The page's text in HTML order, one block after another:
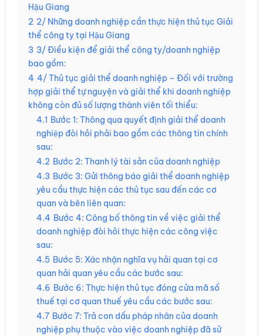
Hậu Giang
2 2/ Những doanh nghiệp cần thực hiện thủ tục Giải
thể công ty tại Hậu Giang
3 3/ Điều kiện để giải thể công ty/doanh nghiệp
bao gồm:
4 4/ Thủ tục giải thể doanh nghiệp – Đối với trường
hợp giải thể tự nguyện và giải thể khi doanh nghiệp
không còn đủ số lượng thành viên tối thiểu:
4.1 Bước 1: Thông qua quyết định giải thể doanh
nghiệp đòi hỏi phải bao gồm các thông tin chính
sau:
4.2 Bước 2: Thanh lý tài sản của doanh nghiệp
4.3 Bước 3: Gửi thông báo giải thể doanh nghiệp
yêu cầu thực hiện các thủ tục sau đến các cơ
quan và bên liên quan:
4.4 Bước 4: Công bố thông tin về việc giải thể
doanh nghiệp đòi hỏi thực hiện các công việc
sau:
4.5 Bước 5: Xác nhận nghĩa vụ hải quan tại cơ
quan hải quan yêu cầu các bước sau:
4.6 Bước 6: Thực hiện thủ tục đóng cửa mã số
thuế tại cơ quan thuế yêu cầu các bước sau:
4.7 Bước 7: Trả con dấu pháp nhân của doanh
nghiệp phụ thuộc vào việc doanh nghiệp đã sử